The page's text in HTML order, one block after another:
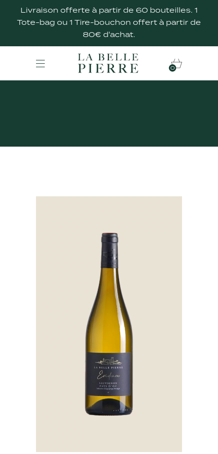
Livraison offerte à partir de 60 bouteilles. 1
Tote-bag ou 1 Tire-bouchon offert à partir de
80€ d'achat.
0